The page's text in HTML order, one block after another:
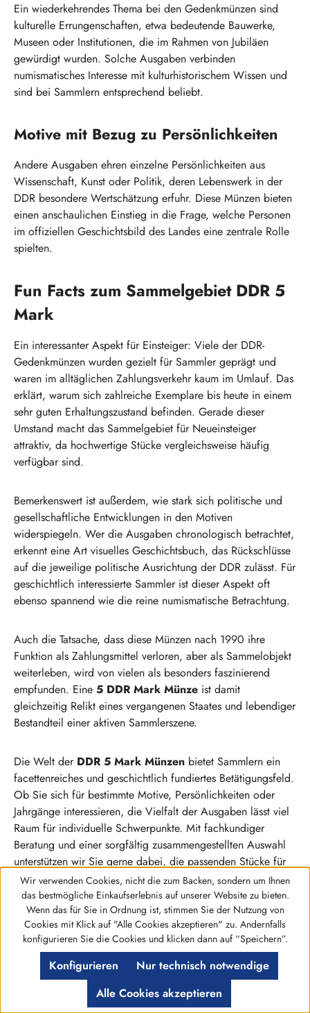
Ein wiederkehrendes Thema bei den Gedenkmünzen sind
kulturelle Errungenschaften, etwa bedeutende Bauwerke,
Museen oder Institutionen, die im Rahmen von Jubiläen
gewürdigt wurden. Solche Ausgaben verbinden
numismatisches Interesse mit kulturhistorischem Wissen und
sind bei Sammlern entsprechend beliebt.
Motive mit Bezug zu Persönlichkeiten
Andere Ausgaben ehren einzelne Persönlichkeiten aus
Wissenschaft, Kunst oder Politik, deren Lebenswerk in der
DDR besondere Wertschätzung erfuhr. Diese Münzen bieten
einen anschaulichen Einstieg in die Frage, welche Personen
im offiziellen Geschichtsbild des Landes eine zentrale Rolle
spielten.
Fun Facts zum Sammelgebiet DDR 5
Mark
Ein interessanter Aspekt für Einsteiger: Viele der DDR-
Gedenkmünzen wurden gezielt für Sammler geprägt und
waren im alltäglichen Zahlungsverkehr kaum im Umlauf. Das
erklärt, warum sich zahlreiche Exemplare bis heute in einem
sehr guten Erhaltungszustand befinden. Gerade dieser
Umstand macht das Sammelgebiet für Neueinsteiger
attraktiv, da hochwertige Stücke vergleichsweise häufig
verfügbar sind.
Bemerkenswert ist außerdem, wie stark sich politische und
gesellschaftliche Entwicklungen in den Motiven
widerspiegeln. Wer die Ausgaben chronologisch betrachtet,
erkennt eine Art visuelles Geschichtsbuch, das Rückschlüsse
auf die jeweilige politische Ausrichtung der DDR zulässt. Für
geschichtlich interessierte Sammler ist dieser Aspekt oft
ebenso spannend wie die reine numismatische Betrachtung.
Auch die Tatsache, dass diese Münzen nach 1990 ihre
Funktion als Zahlungsmittel verloren, aber als Sammelobjekt
weiterleben, wird von vielen als besonders faszinierend
empfunden. Eine 5 DDR Mark Münze ist damit
gleichzeitig Relikt eines vergangenen Staates und lebendiger
Bestandteil einer aktiven Sammlerszene.
Die Welt der DDR 5 Mark Münzen bietet Sammlern ein
facettenreiches und geschichtlich fundiertes Betätigungsfeld.
Ob Sie sich für bestimmte Motive, Persönlichkeiten oder
Jahrgänge interessieren, die Vielfalt der Ausgaben lässt viel
Raum für individuelle Schwerpunkte. Mit fachkundiger
Beratung und einer sorgfältig zusammengestellten Auswahl
unterstützen wir Sie gerne dabei, die passenden Stücke für
Ihre Sammlung zu finden. Nehmen Sie sich Zeit, in diesem
spannenden Kapitel deutscher Münzgeschichte zu stöbern.
Werkzeugleiste anzeigen
Wir verwenden Cookies, nicht die zum Backen, sondern um Ihnen
das bestmögliche Einkaufserlebnis auf unserer Website zu bieten.
Wenn das für Sie in Ordnung ist, stimmen Sie der Nutzung von
Cookies mit Klick auf "Alle Cookies akzeptieren" zu. Andernfalls
konfigurieren Sie die Cookies und klicken dann auf “Speichern”.
Nur technisch notwendige
Konfigurieren
Alle Cookies akzeptieren